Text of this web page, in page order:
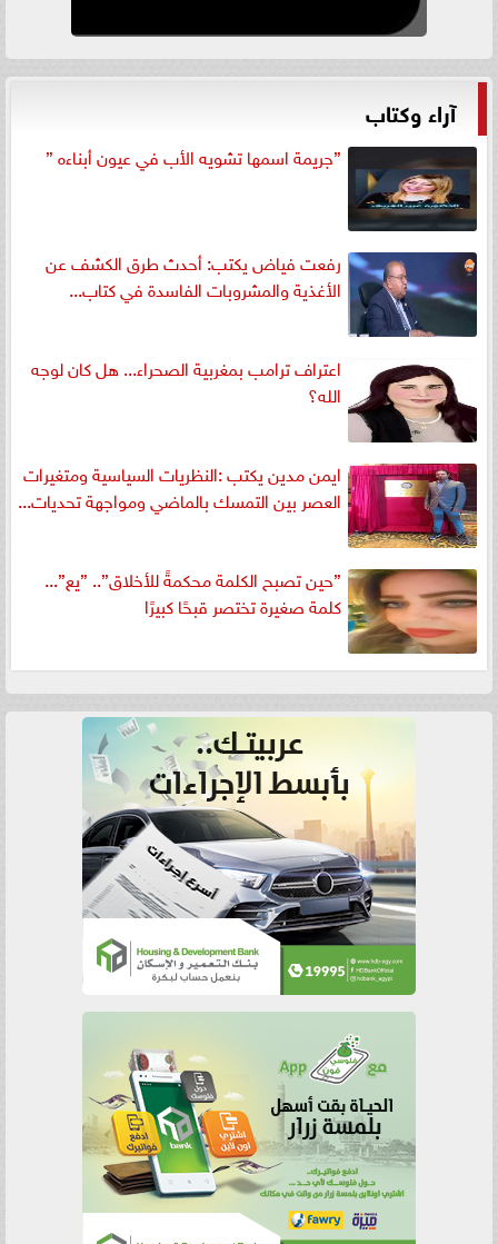
آراء وكتاب
”جريمة اسمها تشويه الأب في عيون أبناءه ”
رفعت فياض يكتب: أحدث طرق الكشف عن
الأغذية والمشروبات الفاسدة في كتاب...
اعتراف ترامب بمغربية الصحراء... هل كان لوجه
الله؟
ايمن مدين يكتب :النظريات السياسية ومتغيرات
العصر بين التمسك بالماضي ومواجهة تحديات...
”حين تصبح الكلمة محكمةً للأخلاق”.. ”يع”...
كلمة صغيرة تختصر قبحًا كبيرًا